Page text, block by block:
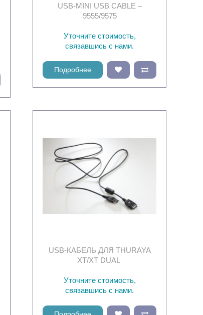
USB-MINI USB CABLE –
9555/9575
Уточните стоимость,
связавшись с нами.
Подробнее
USB-КАБЕЛЬ ДЛЯ THURAYA
XT/XT DUAL
Уточните стоимость,
связавшись с нами.